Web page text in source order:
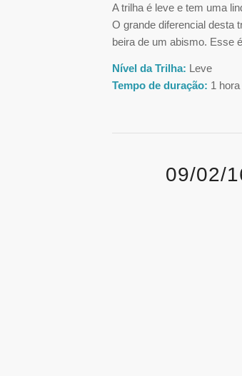
A trilha é leve e tem uma
O grande diferencial desta
beira de um abismo. Esse
Nível da Trilha: Leve
Tempo de duração: 1
09/02/